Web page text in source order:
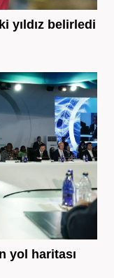
yıldız belirledi
yol haritası